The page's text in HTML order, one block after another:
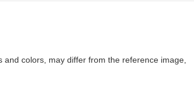
colors, may differ from the reference image,